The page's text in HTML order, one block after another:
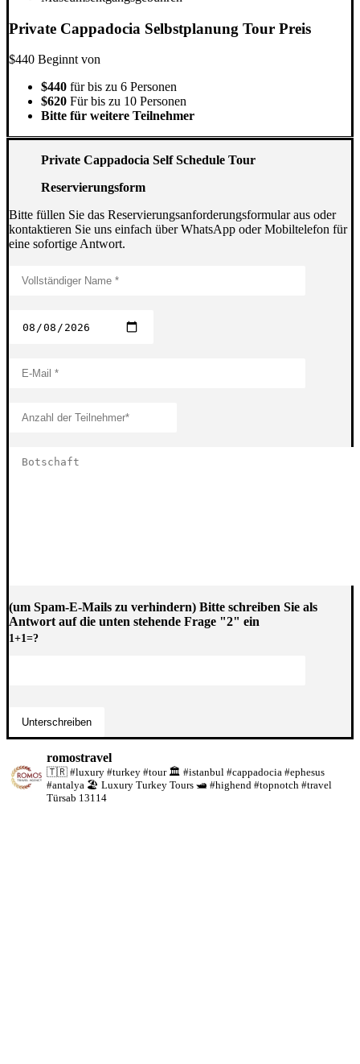
Private Cappadocia Selbstplanung Tour Preis
$440 Beginnt von
$440 für bis zu 6 Personen
$620 Für bis zu 10 Personen
Bitte für weitere Teilnehmer
Private Cappadocia Self Schedule Tour
Reservierungsform
Bitte füllen Sie das Reservierungsanforderungsformular aus oder
kontaktieren Sie uns einfach über WhatsApp oder Mobiltelefon für
eine sofortige Antwort.
(um Spam-E-Mails zu verhindern) Bitte schreiben Sie als
Antwort auf die unten stehende Frage "2" ein
1+1=?
romostravel
🇹🇷 #luxury #turkey #tour 🏛️ #istanbul #cappadocia #ephesus
#antalya 🏖️ Luxury Turkey Tours 🛥️ #highend #topnotch #travel
Türsab 13114